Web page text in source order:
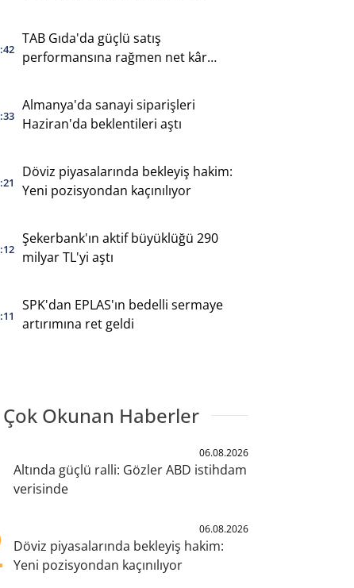
TAB Gıda'da güçlü satış
performansına rağmen net kâr
Almanya'da sanayi siparişleri
Haziran'da beklentileri aştı
Döviz piyasalarında bekleyiş hakim:
Yeni pozisyondan kaçınılıyor
Şekerbank'ın aktif büyüklüğü 290
milyar TL'yi aştı
SPK'dan EPLAS'ın bedelli sermaye
artırımına ret geldi
Çok Okunan Haberler
06.08.2026
Altında güçlü ralli: Gözler ABD istihdam
verisinde
06.08.2026
Döviz piyasalarında bekleyiş hakim:
Yeni pozisyondan kaçınılıyor